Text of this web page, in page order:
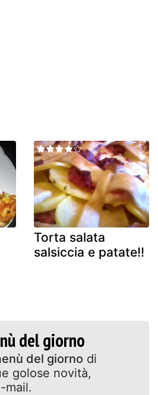
Torta salata
salsiccia e patate!!
del giorno
del giorno di
golose novità,
mail.